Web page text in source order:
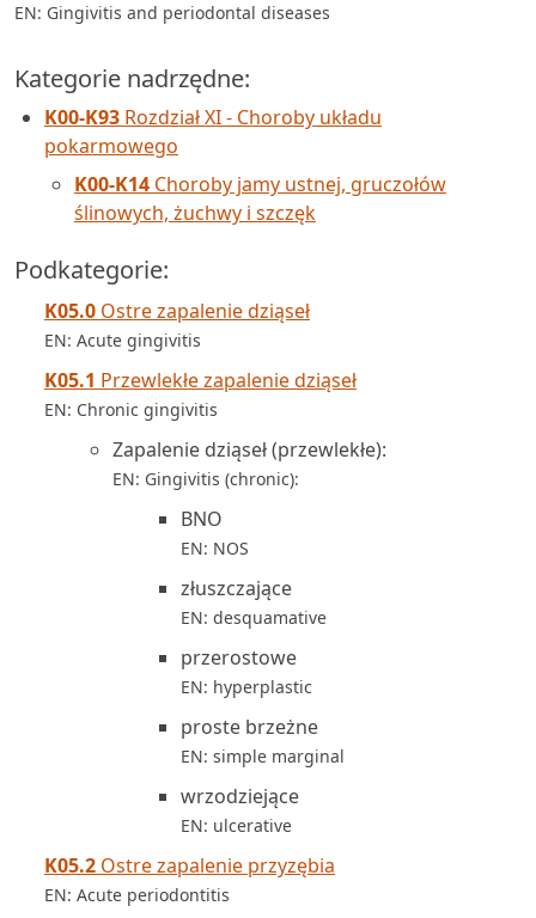
EN: Gingivitis and periodontal diseases
Kategorie nadrzędne:
K00-K93 Rozdział XI - Choroby układu
pokarmowego
K00-K14 Choroby jamy ustnej, gruczołów
ślinowych, żuchwy i szczęk
Podkategorie:
K05.0 Ostre zapalenie dziąseł
EN: Acute gingivitis
K05.1 Przewlekłe zapalenie dziąseł
EN: Chronic gingivitis
Zapalenie dziąseł (przewlekłe):
EN: Gingivitis (chronic):
BNO
EN: NOS
złuszczające
EN: desquamative
przerostowe
EN: hyperplastic
proste brzeżne
EN: simple marginal
wrzodziejące
EN: ulcerative
K05.2 Ostre zapalenie przyzębia
EN: Acute periodontitis